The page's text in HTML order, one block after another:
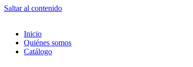
Saltar al contenido
Inicio
Quiénes somos
Catálogo